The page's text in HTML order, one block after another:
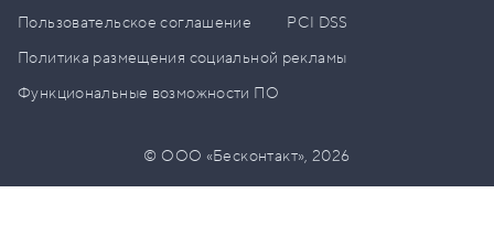
Пользовательское соглашение
PCI DSS
Политика размещения социальной рекламы
Функциональные возможности ПО
© ООО «Бесконтакт»,2026